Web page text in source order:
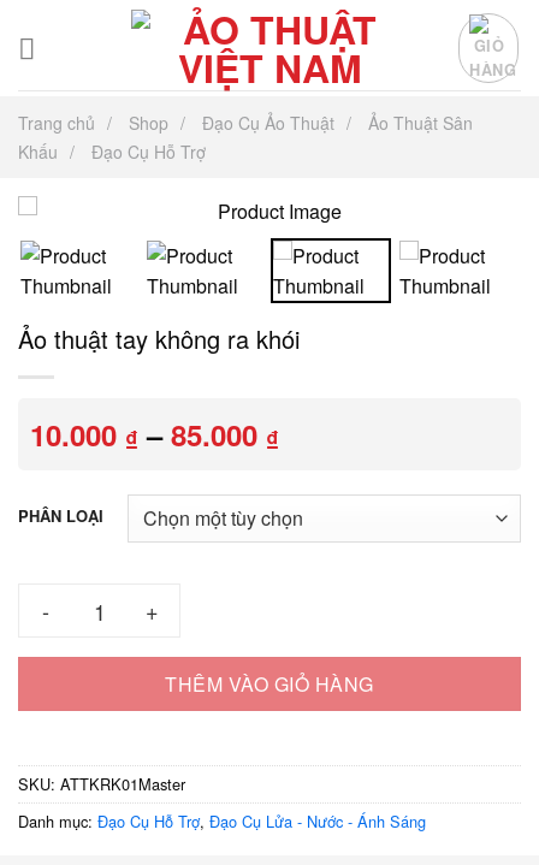
đến
Trang chủ Shop Đạo Cụ Ảo Thuật
Ảo Thuật Sân
Khấu
Đạo Cụ Hỗ Trợ
Ảo thuật tay không ra khói
10.000 ₫ – 85.000 ₫
10.000 ₫
đến
PHÂN LOẠI
THÊM VÀO GIỎ HÀNG
SKU: ATTKRK01Master
Danh mục: Đạo Cụ Hỗ Trợ, Đạo Cụ Lửa - Nước - Ánh Sáng